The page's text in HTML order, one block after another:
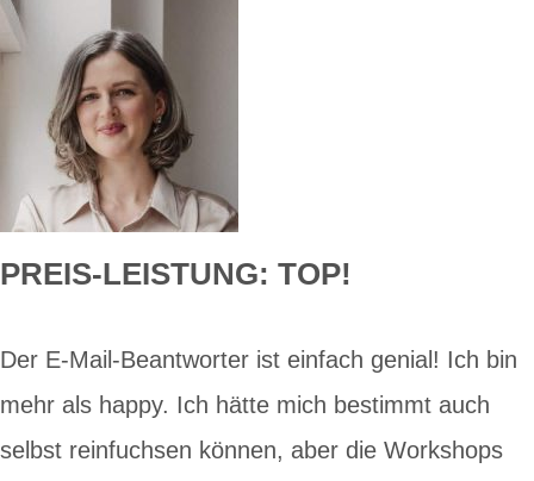
PREIS-LEISTUNG: TOP!
Der E-Mail-Beantworter ist einfach genial! Ich bin
mehr als happy. Ich hätte mich bestimmt auch
selbst reinfuchsen können, aber die Workshops